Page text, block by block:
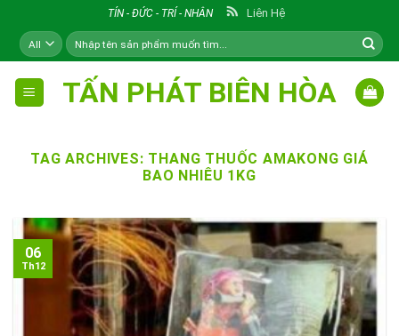
content
TÍN - ĐỨC - TRÍ - NHÂN Liên Hệ
Tìm
kiếm:
TẤN PHÁT BIÊN HÒA
TAG ARCHIVES: THANG THUỐC AMAKONG GIÁ
BAO NHIÊU 1KG
06
Th12